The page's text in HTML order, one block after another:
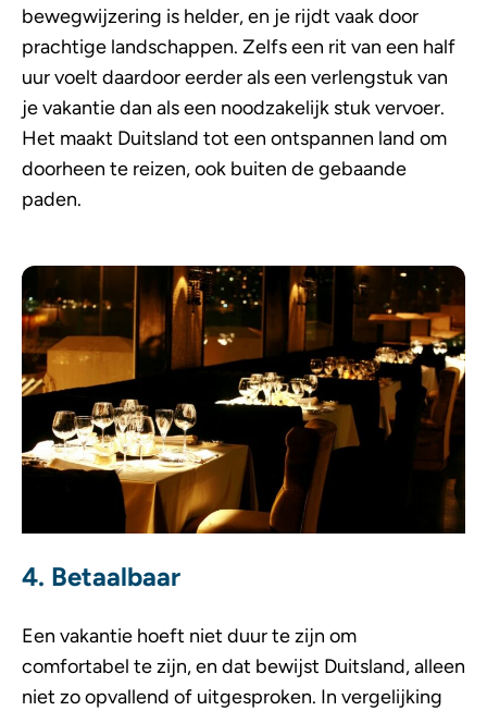
bewegwijzering is helder, en je rijdt vaak door
prachtige landschappen. Zelfs een rit van een half
uur voelt daardoor eerder als een verlengstuk van
je vakantie dan als een noodzakelijk stuk vervoer.
Het maakt Duitsland tot een ontspannen land om
doorheen te reizen, ook buiten de gebaande
paden.
4. Betaalbaar
Een vakantie hoeft niet duur te zijn om
comfortabel te zijn, en dat bewijst Duitsland, alleen
niet zo opvallend of uitgesproken. In vergelijking